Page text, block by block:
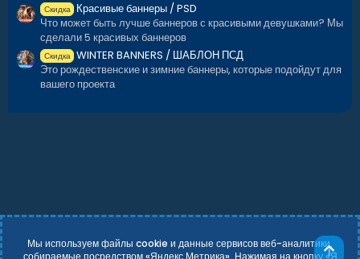
Скидка Красивые баннеры / PSD
Что может быть лучше баннеров с красивыми девушками? Мы
сделали 5 красивых баннеров
Скидка WINTER BANNERS / ШАБЛОН ПСД
Это рождественские и зимние баннеры, которые подойдут для
вашего проекта
Мы используем файлы cookie и данные сервисов веб-аналитики,
собираемые посредством «Яндекс Метрика». Нажимая на кнопку «Я